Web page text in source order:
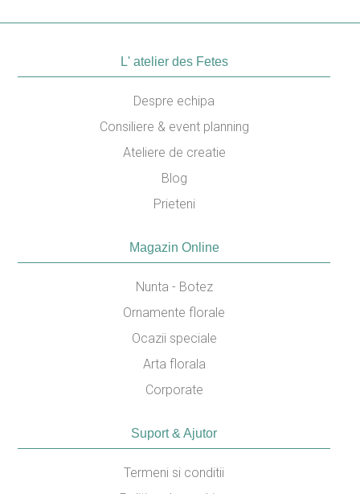
L' atelier des Fetes
Despre echipa
Consiliere & event planning
Ateliere de creatie
Blog
Prieteni
Magazin Online
Nunta - Botez
Ornamente florale
Ocazii speciale
Arta florala
Corporate
Suport & Ajutor
Termeni si conditii